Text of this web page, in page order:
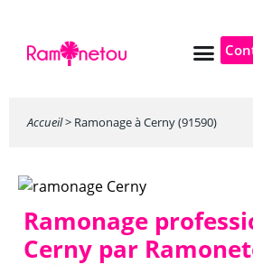
Accueil> Ramonage à Cerny (91590)
Ramonage
Cerny par